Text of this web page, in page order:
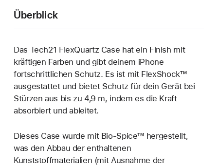
Überblick
Das Tech21 FlexQuartz Case hat ein Finish mit
kräftigen Farben und gibt deinem iPhone
fortschrittlichen Schutz. Es ist mit FlexShock™
ausgestattet und bietet Schutz für dein Gerät bei
Stürzen aus bis zu 4,9 m, indem es die Kraft
absorbiert und ableitet.
Dieses Case wurde mit Bio-Spice™ hergestellt,
was den Abbau der enthaltenen
Kunststoffmaterialien (mit Ausnahme der